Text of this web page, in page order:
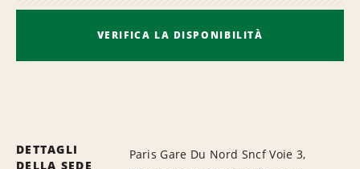
VERIFICA LA DISPONIBILITÀ
DETTAGLI
DELLA SEDE
Paris Gare Du Nord Sncf Voie 3,